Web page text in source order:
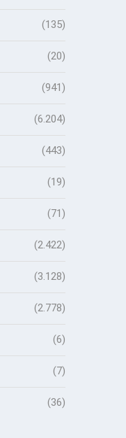
(135)
(20)
(941)
(6.204)
(443)
(19)
(71)
(2.422)
(3.128)
(2.778)
(6)
(7)
(36)